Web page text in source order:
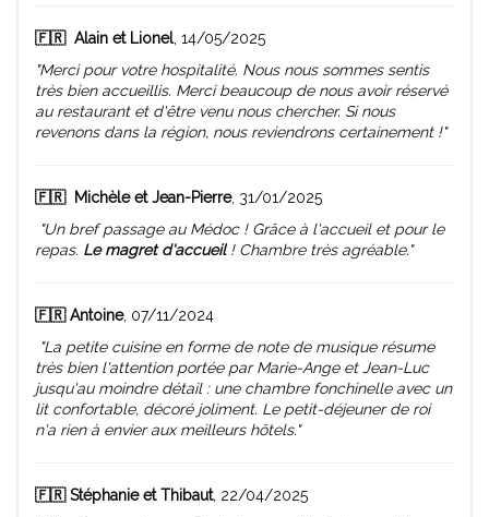
🇫🇷 Alain et Lionel, 14/05/2025
"Merci pour votre hospitalité. Nous nous sommes sentis
très bien accueillis. Merci beaucoup de nous avoir réservé
au restaurant et d'être venu nous chercher. Si nous
revenons dans la région, nous reviendrons certainement !"
🇫🇷 Michèle et Jean-Pierre, 31/01/2025
"Un bref passage au Médoc ! Grâce à l'accueil et pour le
repas. Le magret d'accueil! Chambre très agréable."
🇫🇷 Antoine, 07/11/2024
"La petite cuisine en forme de note de musique résume
très bien l'attention portée par Marie-Ange et Jean-Luc
jusqu'au moindre détail : une chambre fonchinelle avec un
lit confortable, décoré joliment. Le petit-déjeuner de roi
n'a rien à envier aux meilleurs hôtels."
🇫🇷 Stéphanie et Thibaut, 22/04/2025